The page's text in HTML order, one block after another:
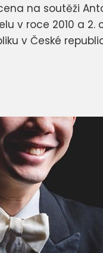
na soutěži
v roce 2010 a
v České